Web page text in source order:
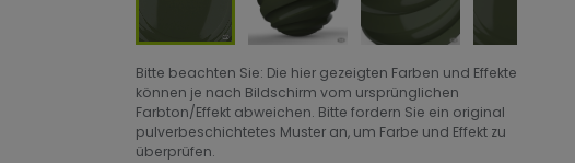
Bitte beachten Sie: Die hier gezeigten Farben und Effekte
können je nach Bildschirm vom ursprünglichen
Farbton/Effekt abweichen. Bitte fordern Sie ein original
pulverbeschichtetes Muster an, um Farbe und Effekt zu
überprüfen.